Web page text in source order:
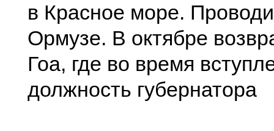
в Красное море.
Ормузе. В октябре
Гоа, где во время
должность губернатора